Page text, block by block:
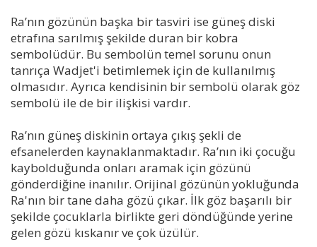
Ra’nın gözünün başka bir tasviri ise güneş diski
etrafına sarılmış şekilde duran bir kobra
sembolüdür. Bu sembolün temel sorunu onun
tanrıça Wadjet'i betimlemek için de kullanılmış
olmasıdır. Ayrıca kendisinin bir sembolü olarak göz
sembolü ile de bir ilişkisi vardır.
Ra’nın güneş diskinin ortaya çıkış şekli de
efsanelerden kaynaklanmaktadır. Ra’nın iki çocuğu
kaybolduğunda onları aramak için gözünü
gönderdiğine inanılır. Orijinal gözünün yokluğunda
Ra'nın bir tane daha gözü çıkar. İlk göz başarılı bir
şekilde çocuklarla birlikte geri döndüğünde yerine
gelen gözü kıskanır ve çok üzülür.